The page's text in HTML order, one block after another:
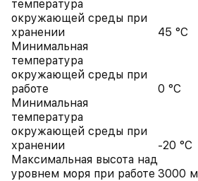
температура
окружающей среды при
хранении
45 °C
Минимальная
температура
окружающей среды при
работе
0 °C
Минимальная
температура
окружающей среды при
хранении
-20 °C
Максимальная высота над
уровнем моря при работе 3000 м